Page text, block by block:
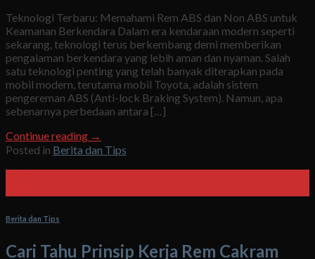
Teknologi Terbaru: Memahami Rem ABS dan Non ABS untuk
Keamanan Berkendara Dalam era kendaraan modern seperti
sekarang, teknologi terus berkembang demi memberikan
pengalaman berkendara yang lebih aman dan nyaman. Salah
satu teknologi penting yang telah banyak diterapkan pada
mobil modern, terutama mobil Toyota, adalah sistem
pengereman ABS (Anti-lock Braking System). Namun, apa
sebenarnya perbedaan antara […]
Continue reading →
Posted in Berita dan Tips
Berita dan Tips
Cari Tahu Prinsip Kerja Rem Cakram